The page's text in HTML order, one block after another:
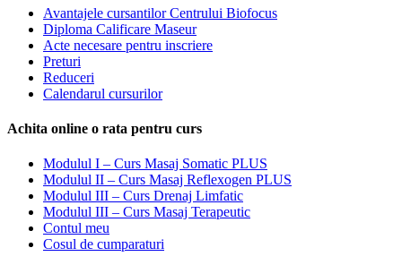
Avantajele cursantilor Centrului Biofocus
Diploma Calificare Maseur
Acte necesare pentru inscriere
Preturi
Reduceri
Calendarul cursurilor
Achita online o rata pentru curs
Modulul I – Curs Masaj Somatic PLUS
Modulul II – Curs Masaj Reflexogen PLUS
Modulul III – Curs Drenaj Limfatic
Modulul III – Curs Masaj Terapeutic
Contul meu
Cosul de cumparaturi